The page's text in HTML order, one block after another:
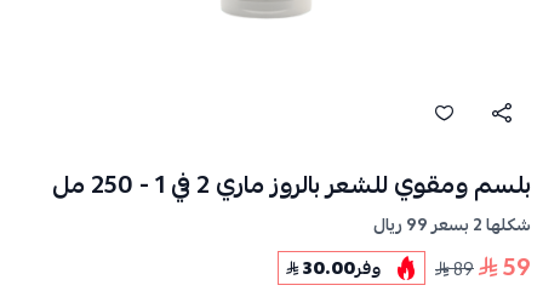
بلسم ومقوي للشعر بالروز ماري 2 في 1 - 250 مل
شكلها 2 بسعر 99 ريال
59
89 وفر30.00